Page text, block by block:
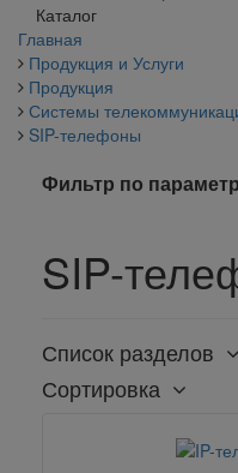
Каталог
Главная
Продукция и Услуги
Продукция
Системы
SIP-телефоны
Фильтр по
SIP-
Список разделов
Сортировка